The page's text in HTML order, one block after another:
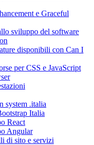
e Graceful
sviluppo del software
disponibili con Can I
per CSS e JavaScript
system .italia
Italia
React
Angular
di sito e servizi